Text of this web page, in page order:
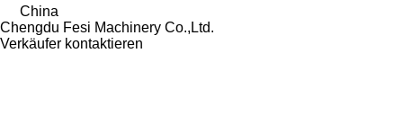
China
Chengdu Fesi Machinery Co.,Ltd.
Verkäufer kontaktieren